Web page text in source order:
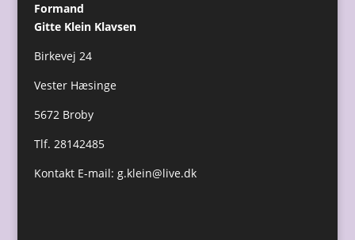
Formand
Gitte Klein Klavsen
Birkevej 24
Vester Hæsinge
5672 Broby
Tlf. 28142485
Kontakt E-mail: g.klein@live.dk